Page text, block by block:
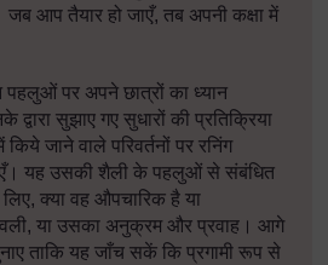
आप तैयार हो जाएँ, तब अपनी कक्षा में
पहलुओं पर अपने छात्रों का ध्यान
सुझाए गए सुधारों की प्रतिक्रिया
जाने वाले परिवर्तनों पर रनिंग
यह उसकी शैली के पहलुओं से संबंधित
क्या वह औपचारिक है या
या उसका अनुक्रम और प्रवाह। आगे
ताकि यह जाँच सकें कि प्रगामी रूप से